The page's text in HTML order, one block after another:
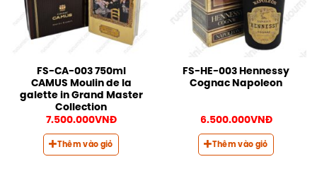
FS-CA-003 750ml
CAMUS Moulin de la
galette in Grand Master
Collection
7.500.000VNĐ
Thêm vào giỏ
FS-HE-003 Hennessy
Cognac Napoleon
6.500.000VNĐ
Thêm vào giỏ